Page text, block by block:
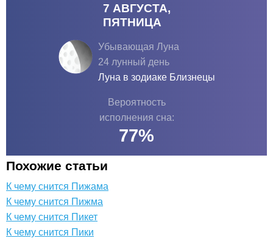
7 АВГУСТА,
ПЯТНИЦА
Убывающая Луна
24 лунный день
Луна в зодиаке Близнецы
Вероятность
исполнения сна:
77%
Похожие статьи
К чему снится Пижама
К чему снится Пижма
К чему снится Пикет
К чему снится Пики